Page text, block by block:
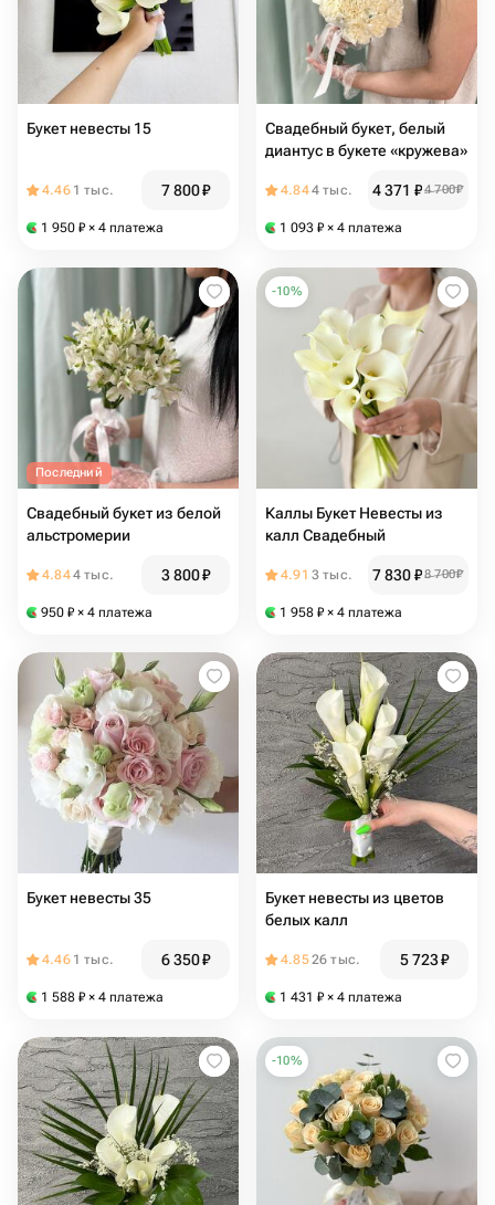
Букет невесты 15
4.46 1 тыс. 7 800₽
1 950 ₽ × 4 платежа
Свадебный букет, белый
диантус в букете «кружева»
4.844 тыс. 4 371 ₽4 700₽
1 093 ₽ × 4 платежа
Последний
Свадебный букет из белой
альстромерии
4.844 тыс. 3 800₽
950 ₽ × 4 платежа
-10%
Каллы Букет Невесты из
калл Свадебный
4.91 3 тыс. 7 830₽8 700₽
1 958 ₽ × 4 платежа
Букет невесты 35
4.46 1 тыс. 6 350₽
1 588 ₽ × 4 платежа
Букет невесты из цветов
белых калл
4.8526 тыс. 5 723₽
1 431 ₽ × 4 платежа
-10%